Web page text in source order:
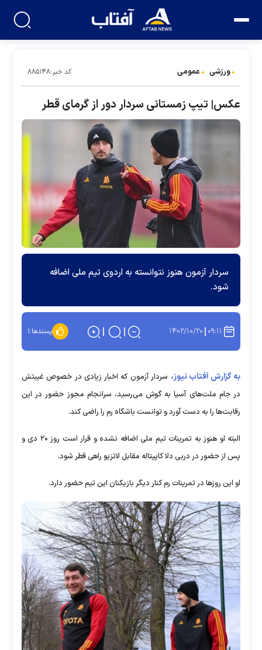
ورزشی عمومی کد خبر:۸۸۵۱۴۸
عکس‌| تیپ زمستانی سردار دور از گرمای قطر
سردار آزمون هنوز نتوانسته به اردوی تیم ملی اضافه
شود.
۰۹:۱۱ ۱۴۰۲/۱۰/۲۰ پسندها:۱
به گزارش آفتاب نیوز، سردار آزمون که اخبار زیادی در خصوص غیبتش
در جام ملت‌های آسیا به گوش می‌رسید، سرانجام مجوز حضور در این
رقابت‌ها را به دست آورد و توانست باشگاه رم را راضی کند.
البته او هنوز به تمرینات تیم ملی اضافه نشده و قرار است روز ۲۰ دی و
پس از حضور در دربی دلا کاپیتاله مقابل لاتزیو راهی قطر شود.
او این روز‌ها در تمرینات رم کنار دیگر بازیکنان این تیم حضور دارد.